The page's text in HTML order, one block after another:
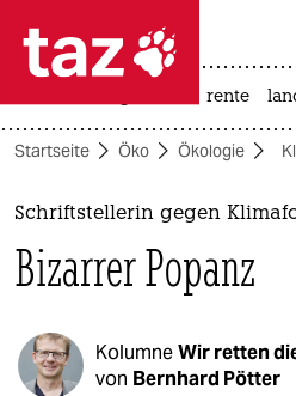
 taz zahl ich
taz zahl ich
themen
politik
öko
gesellschaft
rente
Startseite Öko Ökologie
Schriftstellerin gegen
Bizarrer Popanz
KolumneWir retten
von Bernhard Pötter